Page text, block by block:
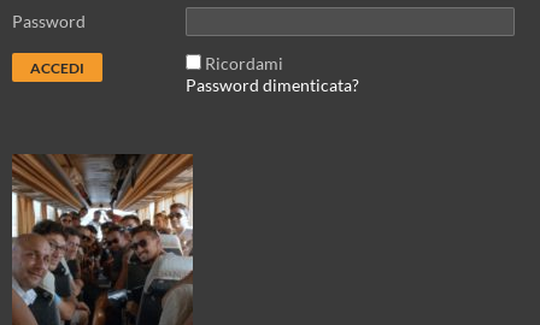
Password
Ricordami
Password dimenticata?